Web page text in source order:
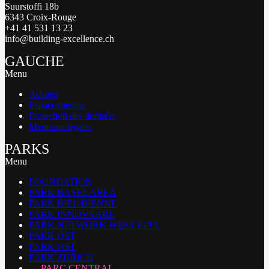
Suurstoffi 18b
6343 Croix-Rouge
+41 41 531 13 23
info@building-excellence.ch
GAUCHE
Menu
Accueil
Espace médias
Protection des données
Mentions légales
PARKS
Menu
FOUNDATION
PARK BASEL AREA
PARK BIEL/BIENNE
PARK INNOVAARE
PARK NETWORK WEST EPFL
PARK OST
PARK OST
PARK ZURICH